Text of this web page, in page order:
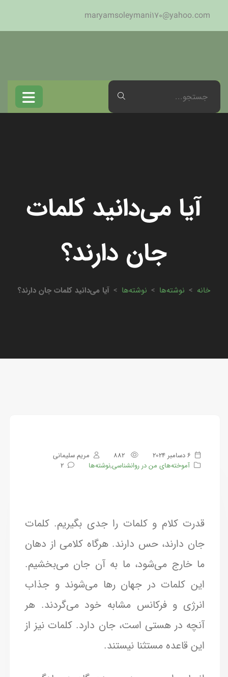
maryamsoleymani170@yahoo.com
آیا می‌دانید کلمات
جان دارند؟
خانه > نوشته‌ها > نوشته‌ها > آیا می‌دانید کلمات جان دارند؟
6 دسامبر 2024
مریم سلیمانی
آموخته‌های من در روانشناسی,نوشته‌ها 2
قدرت کلام و کلمات را جدی بگیریم. کلمات
جان دارند، حس دارند. هرگاه کلامی از دهان
ما خارج می‌شود، ما به آن جان می‌بخشیم.
این کلمات در جهان رها می‌شوند و جذاب
انرژی و فرکانس مشابه خود می‌گردند. هر
آنچه در هستی است، جان دارد. کلمات نیز از
این قاعده مستثنا نیستند.